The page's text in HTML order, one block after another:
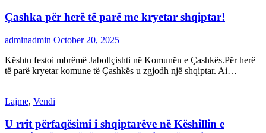
Çashka për herë të parë me kryetar shqiptar!
adminadmin October 20, 2025
Kështu festoi mbrëmë Jabollçishti në Komunën e Çashkës.Për herë
të parë kryetar komune të Çashkës u zgjodh një shqiptar. Ai…
Lajme, Vendi
U rrit përfaqësimi i shqiptarëve në Këshillin e